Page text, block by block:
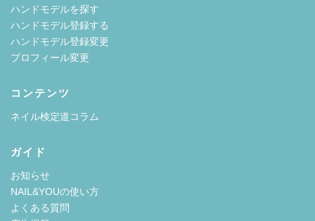
ハンドモデルを探す
ハンドモデル登録する
ハンドモデル登録変更
プロフィール変更
コンテンツ
ネイル検定道コラム
ガイド
お知らせ
NAIL&YOUの使い方
よくある質問